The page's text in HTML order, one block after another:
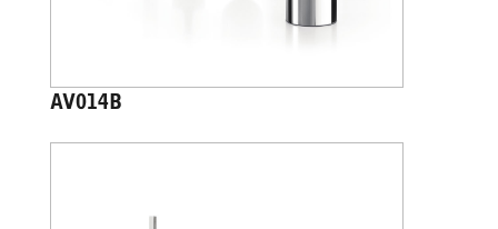
AV014B